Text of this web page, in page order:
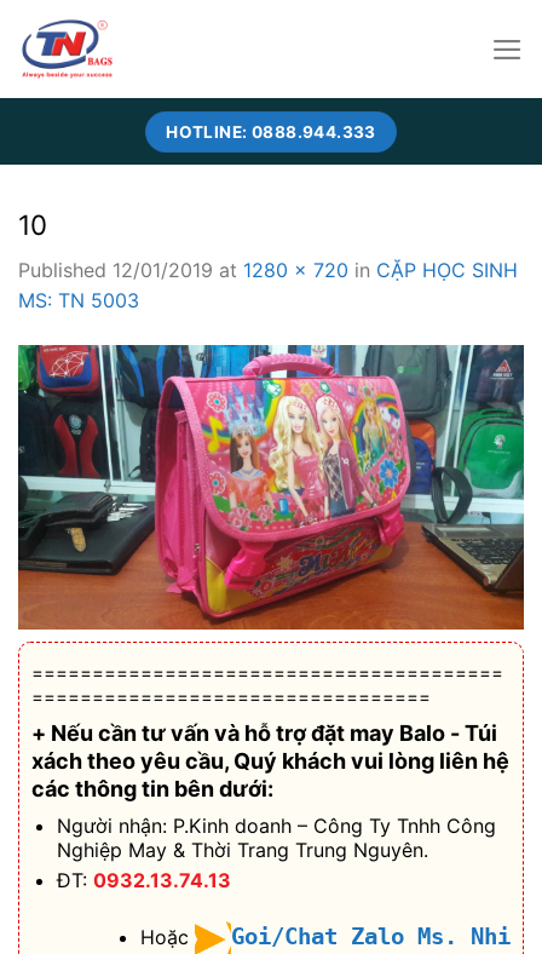
content
HOTLINE: 0888.944.333
10
Published 12/01/2019 at 1280 × 720 in CẶP HỌC SINH
MS: TN 5003
=======================================
=================================
+ Nếu cần tư vấn và hỗ trợđặt may Balo - Túi
xách theo yêu cầu, Quý khách vui lòng liên hệ
các thông tin bên dưới:
Người nhận: P.Kinh doanh – Công Ty Tnhh Công
Nghiệp May & Thời Trang Trung Nguyên.
ĐT: 0932.13.74.13
Hoặc
Goi/Chat Zalo Ms. Nhi